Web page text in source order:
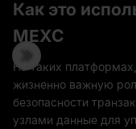
Как это
MEXC
На таких
жизненно важную
безопасности
узлами данные для